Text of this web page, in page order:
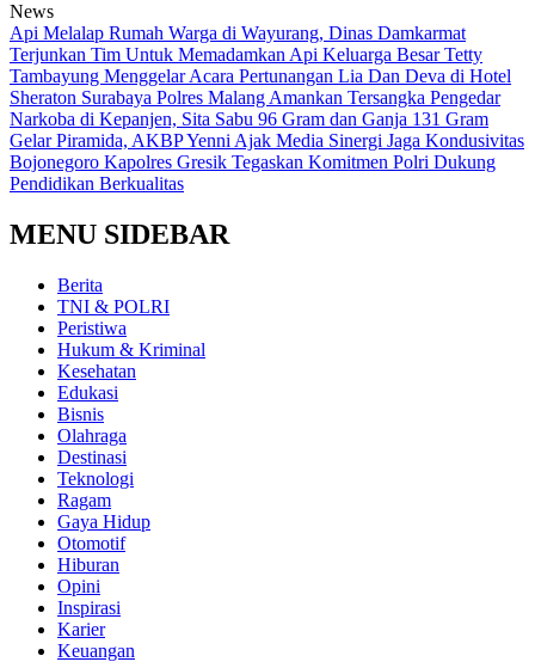
News
Api Melalap Rumah Warga di Wayurang, Dinas Damkarmat
Terjunkan Tim Untuk Memadamkan Api Keluarga Besar Tetty
Tambayung Menggelar Acara Pertunangan Lia Dan Deva di Hotel
Sheraton Surabaya Polres Malang Amankan Tersangka Pengedar
Narkoba di Kepanjen, Sita Sabu 96 Gram dan Ganja 131 Gram
Gelar Piramida, AKBP Yenni Ajak Media Sinergi Jaga Kondusivitas
Bojonegoro Kapolres Gresik Tegaskan Komitmen Polri Dukung
Pendidikan Berkualitas
MENU SIDEBAR
Berita
TNI & POLRI
Peristiwa
Hukum & Kriminal
Kesehatan
Edukasi
Bisnis
Olahraga
Destinasi
Teknologi
Ragam
Gaya Hidup
Otomotif
Hiburan
Opini
Inspirasi
Karier
Keuangan